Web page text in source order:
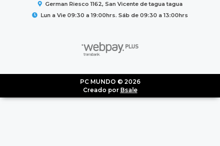
German Riesco 1162, San Vicente de tagua tagua
Lun a Vie 09:30 a 19:00hrs. Sáb de 09:30 a 13:00hrs
PC MUNDO © 2026
Creado por Bsale